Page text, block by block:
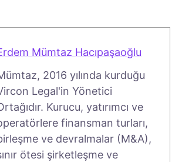
Mümtaz Hacıpaşaoğlu
2016 yılında kurduğu
Legal'in Yönetici
Kurucu, yatırımcı ve
finansman turları,
ve devralmalar (M&A),
ötesi şirketleşme ve